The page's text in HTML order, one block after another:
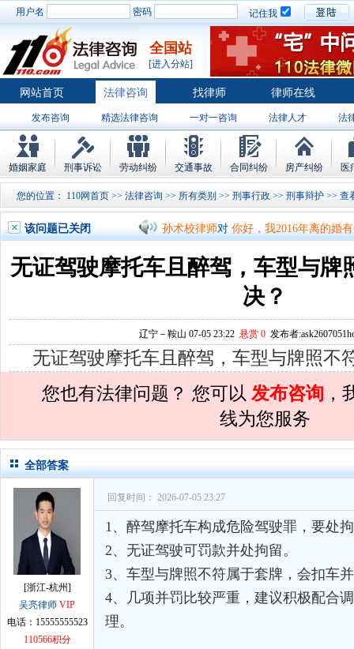
用户名 密码 记住我
全国站
[进入分站]
网站首页 法律咨询 找律师 律师在线
发布咨询 精选法律咨询 一对一咨询 法律人才 法
律师排行
婚姻家庭 刑事诉讼 劳动纠纷 交通事故 合同纠纷 房产纠纷 医
您的位置： 110网首页 >> 法律咨询 >> 所有类别 >> 刑事行政 >> 刑事辩护
该问题已关闭
孙术校律师 对 将满19周岁，偷了一部
孙术校律师 邻居房基地侵权，中院
孙术校律师 对 在保定上班两年了，一
孙术校律师对 你好，我2016年离的婚
孙术校律师对 房产交易问题 的回复获
我是男方，离婚了，孩
孙术校律师对民事诉讼法院指定的举
孙术校律师对离婚法律怎么判？有一
孙术校律师对律师您好。我是2018年
对将满19周岁，偷了一部
孙术校律师对你好，我2016年离的婚
孙术校律师 对 房产交易问题
孙术校律师对我是男方，离婚了，孩
孙术校律师对夫妻共同财产假如妻子
无证驾驶摩托车且醉驾，车型与牌
决？
辽宁－鞍山 07-05 23:22 悬赏 0发布者
无证驾驶摩托车且醉驾，车型与牌照不
您也有法律问题？ 您可以 发布咨询 ，
线为您服务
全部答案
[浙江-杭州]
吴亮律师 VIP
电话：15555555523
110566积分
回复时间： 2026-07-05 23:27
1、醉驾摩托车构成危险驾驶罪，要处
2、无证驾驶可罚款并处拘留。
3、车型与牌照不符属于套牌，会扣车
4、几项并罚比较严重，建议积极配合
理。